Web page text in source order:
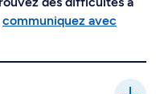
communiquez avec